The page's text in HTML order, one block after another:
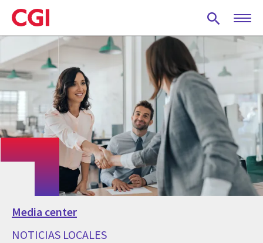
Skip
to
main
content
Media center
NOTICIAS LOCALES